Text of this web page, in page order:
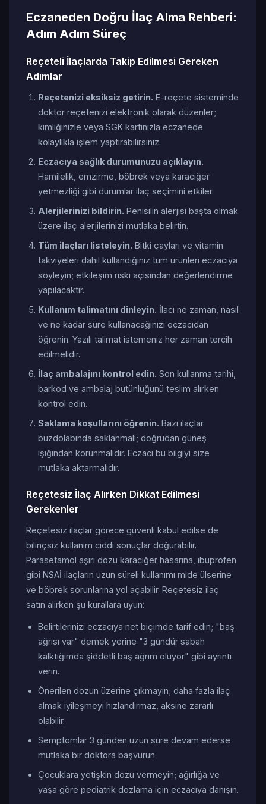
Eczaneden Doğru İlaç Alma Rehberi:
Adım Adım Süreç
Reçeteli İlaçlarda Takip Edilmesi Gereken
Adımlar
Reçetenizi eksiksiz getirin. E-reçete sisteminde
doktor reçetenizi elektronik olarak düzenler;
kimliğinizle veya SGK kartınızla eczanede
kolaylıkla işlem yaptırabilirsiniz.
Eczacıya sağlık durumunuzu açıklayın.
Hamilelik, emzirme, böbrek veya karaciğer
yetmezliği gibi durumlar ilaç seçimini etkiler.
Alerjilerinizi bildirin. Penisilin alerjisi başta olmak
üzere ilaç alerjilerinizi mutlaka belirtin.
Tüm ilaçları listeleyin. Bitki çayları ve vitamin
takviyeleri dahil kullandığınız tüm ürünleri eczacıya
söyleyin; etkileşim riski açısından değerlendirme
yapılacaktır.
Kullanım talimatını dinleyin. İlacı ne zaman, nasıl
ve ne kadar süre kullanacağınızı eczacıdan
öğrenin. Yazılı talimat istemeniz her zaman tercih
edilmelidir.
İlaç ambalajını kontrol edin. Son kullanma tarihi,
barkod ve ambalaj bütünlüğünü teslim alırken
kontrol edin.
Saklama koşullarını öğrenin. Bazı ilaçlar
buzdolabında saklanmalı; doğrudan güneş
ışığından korunmalıdır. Eczacı bu bilgiyi size
mutlaka aktarmalıdır.
Reçetesiz İlaç Alırken Dikkat Edilmesi
Gerekenler
Reçetesiz ilaçlar görece güvenli kabul edilse de
bilinçsiz kullanım ciddi sonuçlar doğurabilir.
Parasetamol aşırı dozu karaciğer hasarına, ibuprofen
gibi NSAİ ilaçların uzun süreli kullanımı mide ülserine
ve böbrek sorunlarına yol açabilir. Reçetesiz ilaç
satın alırken şu kurallara uyun:
Belirtilerinizi eczacıya net biçimde tarif edin; "baş
ağrısı var" demek yerine "3 gündür sabah
kalktığımda şiddetli baş ağrım oluyor" gibi ayrıntı
verin.
Önerilen dozun üzerine çıkmayın; daha fazla ilaç
almak iyileşmeyi hızlandırmaz, aksine zararlı
olabilir.
Semptomlar 3 günden uzun süre devam ederse
mutlaka bir doktora başvurun.
Çocuklara yetişkin dozu vermeyin; ağırlığa ve
yaşa göre pediatrik dozlama için eczacıya danışın.